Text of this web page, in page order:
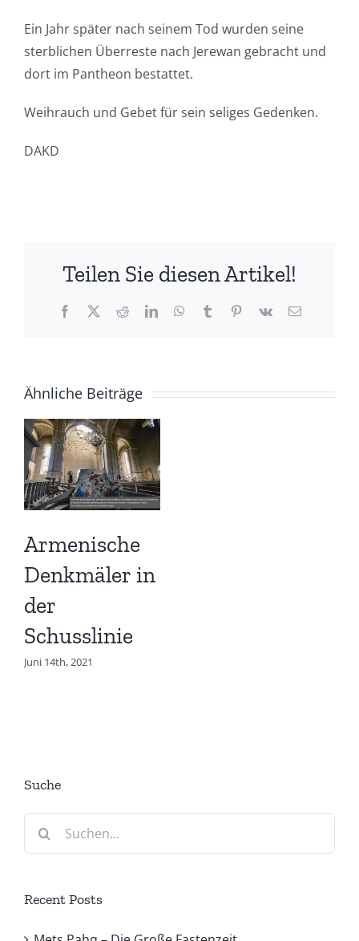
Ein Jahr später nach seinem Tod wurden seine
sterblichen Überreste nach Jerewan gebracht und
dort im Pantheon bestattet.
Weihrauch und Gebet für sein seliges Gedenken.
DAKD
Teilen Sie diesen Artikel!
Facebook
X RedditLinkedInWhatsApp
TumblrPinterest
Vk
E-
Ähnliche Beiträge
Armenische
Denkmäler in
der
Schusslinie
Juni 14th, 2021
Suche
Suche
Recent Posts